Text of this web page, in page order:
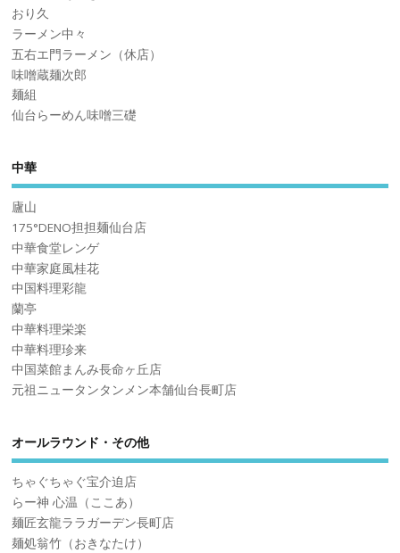
おり久
ラーメン中々
五右エ門ラーメン（休店）
味噌蔵麺次郎
麺組
仙台らーめん味噌三礎
中華
廬山
175°DENO担担麺仙台店
中華食堂レンゲ
中華家庭風桂花
中国料理彩龍
蘭亭
中華料理栄楽
中華料理珍来
中国菜館まんみ長命ヶ丘店
元祖ニュータンタンメン本舗仙台長町店
オールラウンド・その他
ちゃぐちゃぐ宝介迫店
らー神 心温（ここあ）
麺匠玄龍ララガーデン長町店
麺処翁竹（おきなたけ）